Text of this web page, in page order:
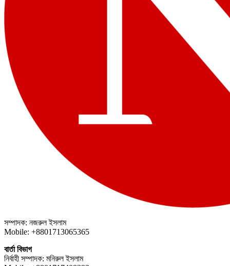
সম্পাদক: নজরুল ইসলাম
Mobile: +8801713065365
বার্তা বিভাগ
নির্বাহী সম্পাদক: মনিরুল ইসলাম